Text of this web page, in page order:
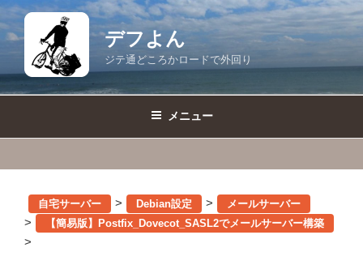
コ
ン
デフよん
ジテ通どころかロードで外回り
メニュー
自宅サーバー > Debian設定 > メールサーバー
> 【簡易版】Postfix_Dovecot_SASL2でメールサーバー構築
>